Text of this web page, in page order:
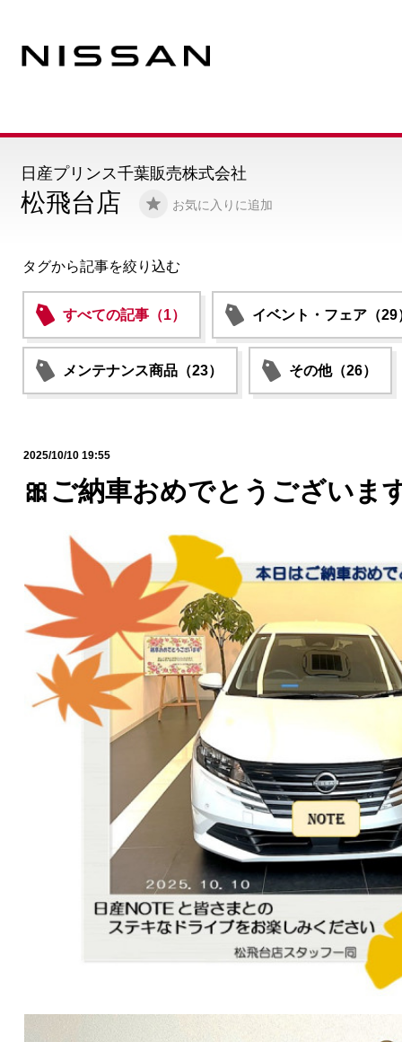
松飛台店 お気に入りに追加
日産プリンス千葉販売株式会社
タグから記事を絞り込む
すべての記事（1） イベント・フェア（29
メンテナンス商品（23） その他（26）
2025/10/10 19:55
🎀ご納車おめでとうございま